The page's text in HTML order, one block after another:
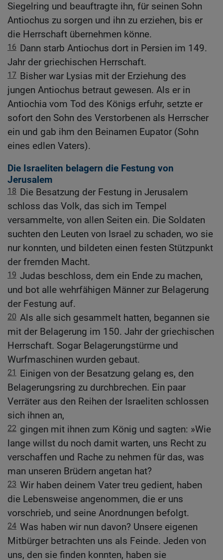
Siegelring und beauftragte ihn, für seinen Sohn
Antiochus zu sorgen und ihn zu erziehen, bis er
die Herrschaft übernehmen könne.
16 Dann starb Antiochus dort in Persien im 149.
Jahr der griechischen Herrschaft.
17 Bisher war Lysias mit der Erziehung des
jungen Antiochus betraut gewesen. Als er in
Antiochia vom Tod des Königs erfuhr, setzte er
sofort den Sohn des Verstorbenen als Herrscher
ein und gab ihm den Beinamen Eupator (Sohn
eines edlen Vaters).
Die Israeliten belagern die Festung von
Jerusalem
18 Die Besatzung der Festung in Jerusalem
schloss das Volk, das sich im Tempel
versammelte, von allen Seiten ein. Die Soldaten
suchten den Leuten von Israel zu schaden, wo sie
nur konnten, und bildeten einen festen Stützpunkt
der fremden Macht.
19 Judas beschloss, dem ein Ende zu machen,
und bot alle wehrfähigen Männer zur Belagerung
der Festung auf.
20 Als alle sich gesammelt hatten, begannen sie
mit der Belagerung im 150. Jahr der griechischen
Herrschaft. Sogar Belagerungstürme und
Wurfmaschinen wurden gebaut.
21
Einigen von der Besatzung gelang es, den
Belagerungsring zu durchbrechen. Ein paar
Verräter aus den Reihen der Israeliten schlossen
sich ihnen an,
22 gingen mit ihnen zum König und sagten: »Wie
lange willst du noch damit warten, uns Recht zu
verschaffen und Rache zu nehmen für das, was
man unseren Brüdern angetan hat?
23 Wir haben deinem Vater treu gedient, haben
die Lebensweise angenommen, die er uns
vorschrieb, und seine Anordnungen befolgt.
24 Was haben wir nun davon? Unsere eigenen
Mitbürger betrachten uns als Feinde. Jeden von
uns, den sie finden konnten, haben sie